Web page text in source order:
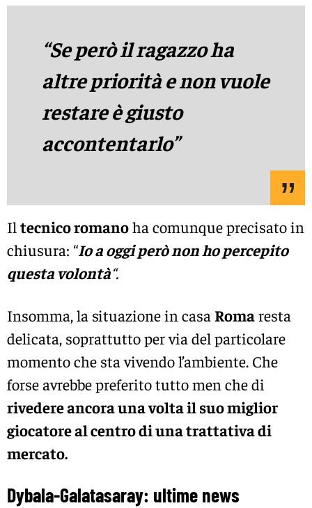
“Se però il ragazzo ha
altre priorità e non vuole
restare è giusto
accontentarlo”
Il tecnico romanoha comunque precisato in
chiusura: “Io a oggi però non ho percepito
questa volontà“.
Insomma, la situazione in casa Romaresta
delicata, soprattutto per via del particolare
momento che sta vivendo l’ambiente. Che
forse avrebbe preferito tutto men che di
rivedere ancora una volta il suo miglior
giocatore al centro di una trattativa di
mercato.
Dybala-Galatasaray: ultime news